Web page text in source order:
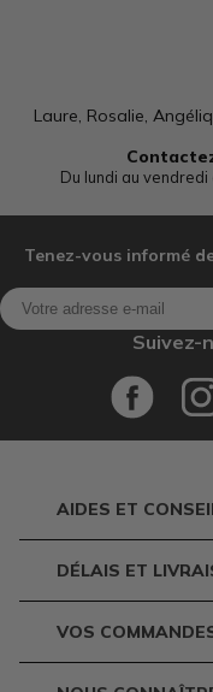
Laure, Rosalie,
Du lundi au
Tenez-vous informé
Suivez-
AIDES ET
DÉLAIS ET
VOS